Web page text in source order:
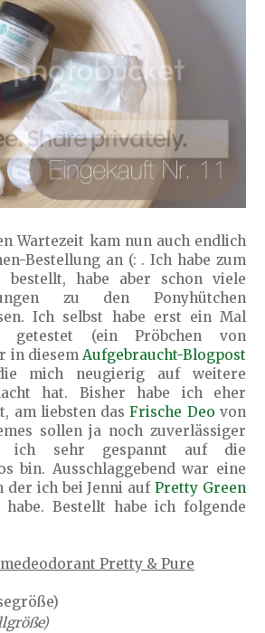
Wartezeit kam nun auch endlich
Bestellung an (: . Ich habe zum
habe aber schon viele
zu den Ponyhütchen
Ich selbst habe erst ein Mal
getestet (ein Pröbchen von
in diesem Aufgebraucht-Blogpost
mich neugierig auf weitere
hat. Bisher habe ich eher
am liebsten dasFrische Deo von
sollen ja noch zuverlässiger
ich sehr gespannt auf die
bin. Ausschlaggebend war eine
der ich bei Jenni aufPretty Green
habe. Bestellt habe ich folgende
Pretty & Pure